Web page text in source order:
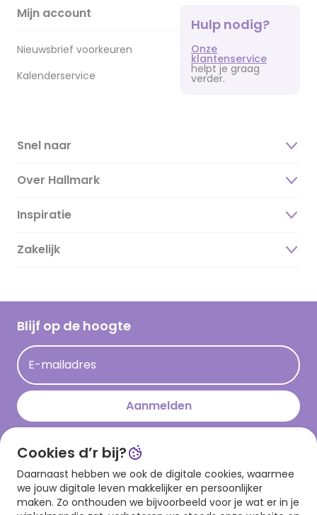
Mijn account
Nieuwsbrief voorkeuren
Kalenderservice
Hulp nodig?
Onze
klantenservice
helpt je graag
verder.
Snel naar
Over Hallmark
Over ons
Duurzaamheid
Hallmark Kaartclub
Acties
Persberichten
Hallmark en Kinderpostzegels
Inspiratie
Magazine
Cadeau inspiratie
Kaartinspiratie
Zakelijk
Blijf op de hoogte
E-mailadres
Aanmelden
Download onze app
Cookies d’r bij?
Daarnaast hebben we ook de digitale cookies, waarmee
we jouw digitale leven makkelijker en persoonlijker
maken. Zo onthouden we bijvoorbeeld voor je wat er in je